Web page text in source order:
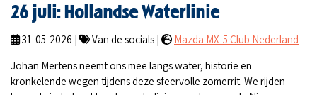
26 juli: Hollandse Waterlinie
31-05-2026 | Van de socials |
Mazda MX-5 Club Nederland
Johan Mertens neemt ons mee langs water, historie en
kronkelende wegen tijdens deze sfeervolle zomerrit. We rijden